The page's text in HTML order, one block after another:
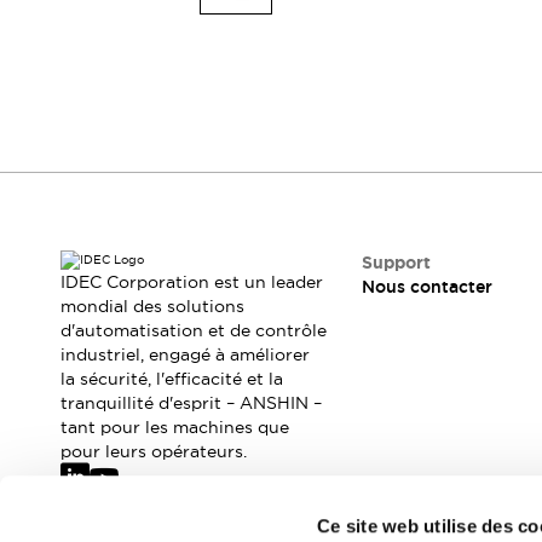
Ce site web utilise des
Tout explorer
AGV/AMR
Mises à jour d’écrans intelligents
Mesures de sécurité simples pour les robots mobiles
Sécurité des lignes de production
Sécurité intelligente pour les angles morts
Machines-outils
Alimentation à découpage intelligente
Équipements compacts
Interrupteurs de sécurité intelligents
Conception de machines-outils intelligentes
IDEC Corporation est un leader
mondial des solutions
d'automatisation et de contrôle
industriel, engagé à améliorer
la sécurité, l'efficacité et la
tranquillité d'esprit – ANSHIN –
tant pour les machines que
pour leurs opérateurs.
Support
Nous contacter